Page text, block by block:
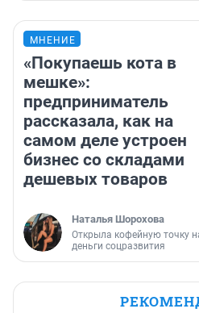
МНЕНИЕ
«Покупаешь кота в
мешке»:
предприниматель
рассказала, как на
самом деле устроен
бизнес со складами
дешевых товаров
Наталья Шорохова
Открыла кофейную точку
деньги соцразвития